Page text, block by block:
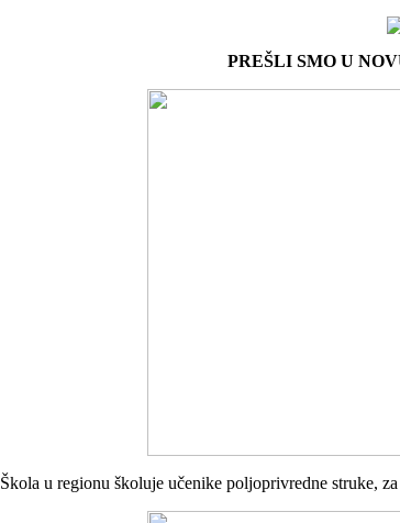
PREŠLI SMO U
Škola u regionu školuje učenike poljoprivredne struke,